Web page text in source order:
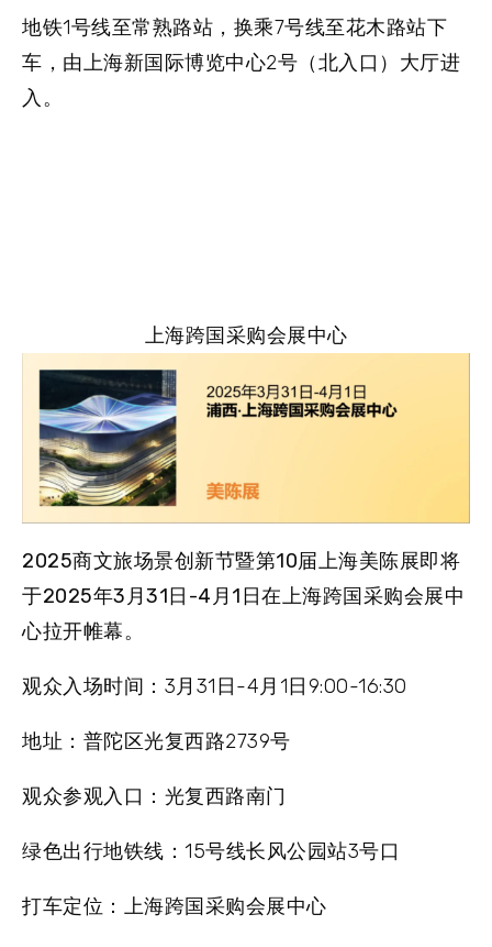
地铁1号线至常熟路站，换乘7号线至花木路站下
车，由上海新国际博览中心2号（北入口）大厅进
入。
上海跨国采购会展中心
2025商文旅场景创新节暨第10届上海美陈展即将
于2025年3月31日-4月1日在上海跨国采购会展中
心拉开帷幕。
观众入场时间 ：3月31日-4月1日9:00-16:30
地址 ：普陀区光复西路2739号
观众参观入口 ：光复西路南门
绿色出行地铁线 ：15号线长风公园站3号口
打车定位 ：上海跨国采购会展中心